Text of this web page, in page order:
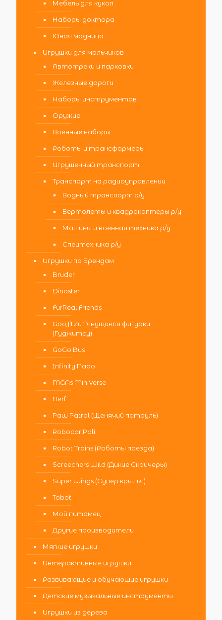
Мебель для кукол
Наборы доктора
Юная модница
Игрушки для мальчиков
Автотреки и парковки
Железные дороги
Наборы инструментов
Оружие
Военные наборы
Роботы и трансформеры
Игрушечный транспорт
Транспорт на радиоуправлении
Водный транспорт р/у
Вертолеты и квадрокоптеры р/у
Машины и военная техника р/у
Спецтехника р/у
Игрушки по Брендам
Bruder
Dinoster
FurReal Friends
GooJitZu Тянущиеся фигурки
(Гуджитсу)
GoGo Bus
Infinity Nado
MGAs MiniVerse
Nerf
Paw Patrol (Щенячий патруль)
Robocar Poli
Robot Trains (Роботы поезда)
Screechers Wild (Дикие Скричеры)
Super Wings (Супер крылья)
Tobot
Мой питомец
Другие производители
Мягкие игрушки
Интерактивные игрушки
Развивающие и обучающие игрушки
Детские музыкальные инструменты
Игрушки из дерева